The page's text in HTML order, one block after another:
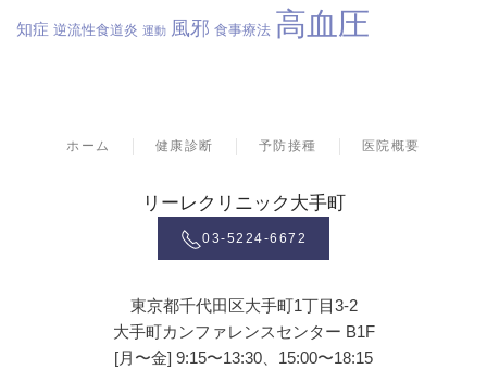
知症 逆流性食道炎 運動 風邪 食事療法 高血圧
ホーム 健康診断 予防接種 医院概要
リーレクリニック大手町
03-5224-6672
東京都千代田区大手町1丁目3-2
大手町カンファレンスセンター B1F
[月〜金] 9:15〜13:30、15:00〜18:15